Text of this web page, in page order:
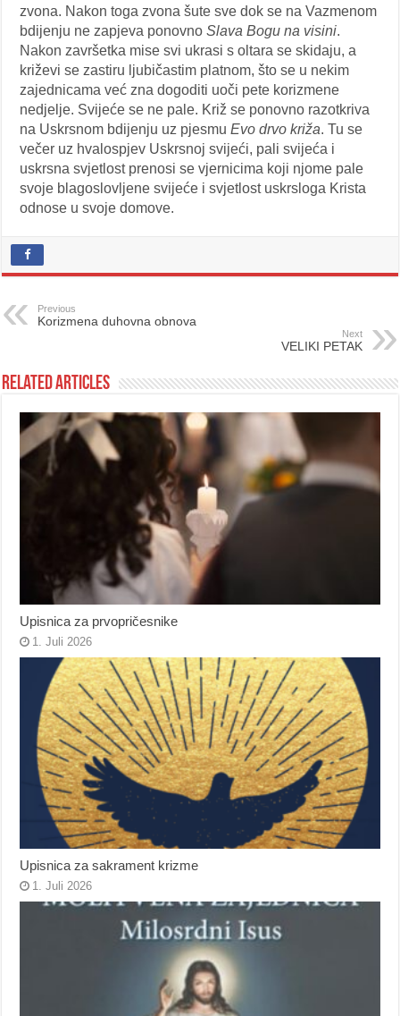
zvona. Nakon toga zvona šute sve dok se na Vazmenom
bdijenju ne zapjeva ponovnoSlava Bogu na visini.
Nakon završetka mise svi ukrasi s oltara se skidaju, a
križevi se zastiru ljubičastim platnom, što se u nekim
zajednicama već zna dogoditi uoči pete korizmene
nedjelje. Svijeće se ne pale. Križ se ponovno razotkriva
na Uskrsnom bdijenju uz pjesmuEvo drvo križa. Tu se
večer uz hvalospjev Uskrsnoj svijeći, pali svijeća i
uskrsna svjetlost prenosi se vjernicima koji njome pale
svoje blagoslovljene svijeće i svjetlost uskrsloga Krista
odnose u svoje domove.
Previous
Korizmena duhovna obnova
Next
VELIKI PETAK
Related Articles
Upisnica za prvopričesnike
1. Juli 2026
Upisnica za sakrament krizme
1. Juli 2026